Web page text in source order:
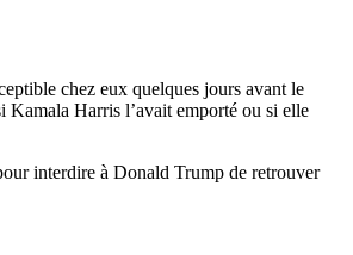
chez eux quelques jours avant le
Kamala Harris l’avait emporté ou si elle
interdire à Donald Trump de retrouver